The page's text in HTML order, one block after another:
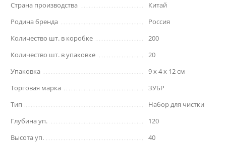
Страна производства
Китай
Родина бренда
Россия
Количество шт. в коробке
200
Количество шт. в упаковке
20
Упаковка
9 x 4 x 12 см
Торговая марка
ЗУБР
Тип
Набор для чистки
Глубина уп.
120
Высота уп.
40